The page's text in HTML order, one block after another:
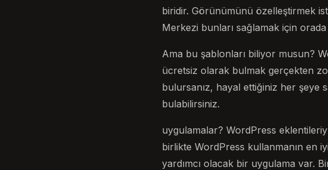
biridir. Görünümünü özelleştirmek
Merkezi bunları sağlamak için
Ama bu şablonları biliyor musun?
ücretsiz olarak bulmak gerçekten
bulursanız, hayal ettiğiniz her şeye
bulabilirsiniz.
uygulamalar? WordPress
birlikte WordPress kullanmanın en
yardımcı olacak bir uygulama var.